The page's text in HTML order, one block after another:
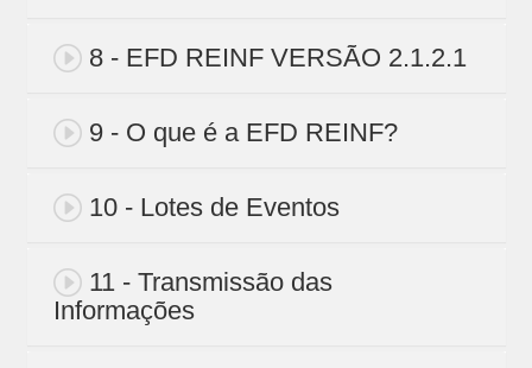
8 - EFD REINF VERSÃO 2.1.2.1
9 - O que é a EFD REINF?
10 - Lotes de Eventos
11 - Transmissão das
Informações